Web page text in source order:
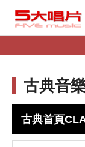
古典音
古典首頁